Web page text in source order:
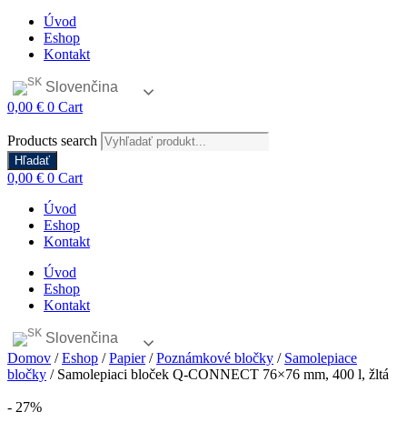
Úvod
Eshop
Kontakt
Slovenčina
0,00 € 0 Cart
Products search
Hľadať
0,00 € 0 Cart
Úvod
Eshop
Kontakt
Úvod
Eshop
Kontakt
Slovenčina
Domov /Eshop /Papier/Poznámkové bločky / Samolepiace
bločky / Samolepiaci bloček Q-CONNECT 76×76 mm, 400 l, žltá
- 27%